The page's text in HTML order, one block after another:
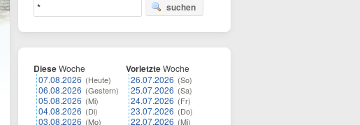
suchen
DieseWoche
07.08.2026 (Heute)
06.08.2026 (Gestern)
05.08.2026 (Mi)
04.08.2026 (Di)
03.08.2026 (Mo)
VorletzteWoche
26.07.2026 (So)
25.07.2026 (Sa)
24.07.2026 (Fr)
23.07.2026 (Do)
22.07.2026 (Mi)